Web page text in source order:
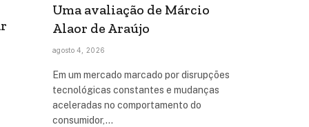
Uma avaliação de Márcio
Alaor de Araújo
agosto 4, 2026
Em um mercado marcado por disrupções
tecnológicas constantes e mudanças
aceleradas no comportamento do
consumidor,…